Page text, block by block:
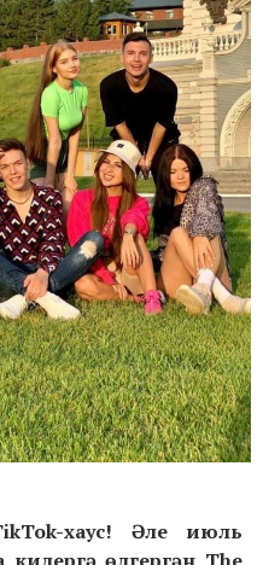
хаус! Әле июль